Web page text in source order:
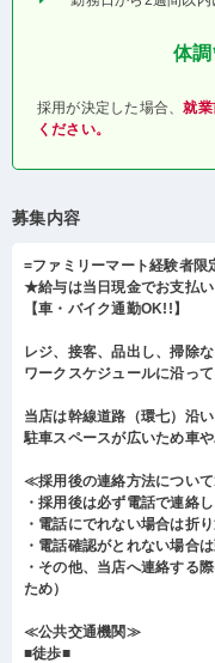
体
採用が決定した場合、就
ください。
募集内容
=ファミリーマート経験者限
★給与は当日現金でお支払
【車・バイク通勤OK!!】
レジ、接客、品出し、掃除
ワークスケジュールに沿っ
当店は幹線道路（環七）沿い
駐車スペースが広いため車
≪採用後の連絡方法につい
・採用後は必ず電話で連絡し
・電話にでれない場合は折
・電話確認がとれない場合
・その他、当店へ連絡する
ため）
≪公共交通機関≫
■徒歩■